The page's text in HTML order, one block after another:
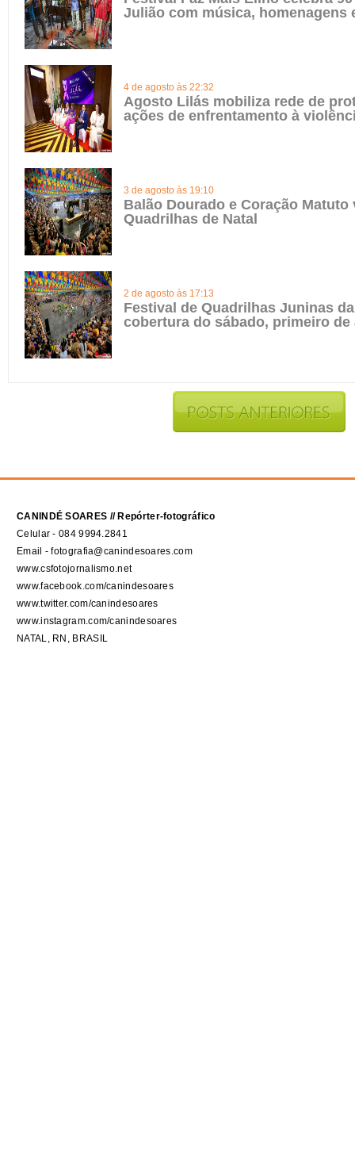
Julião com música, homenagens
4 de agosto às 22:32
Agosto Lilás mobiliza rede de
ações de enfrentamento à
3 de agosto às 19:10
Balão Dourado e Coração Matuto
Quadrilhas de Natal
2 de agosto às 17:13
Festival de Quadrilhas Juninas
cobertura do sábado, primeiro de
CANINDÉ SOARES // Repórter-fotográfico
Celular - 084 9994.2841
Email - fotografia@canindesoares.com
www.csfotojornalismo.net
www.facebook.com/canindesoares
www.twitter.com/canindesoares
www.instagram.com/canindesoares
NATAL, RN, BRASIL